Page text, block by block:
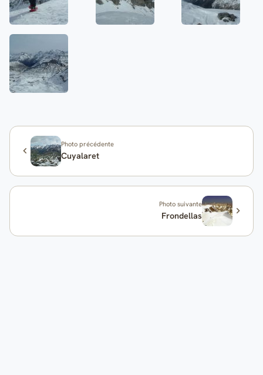
Photo précédente
Cuyalaret
Photo suivante
Frondellas